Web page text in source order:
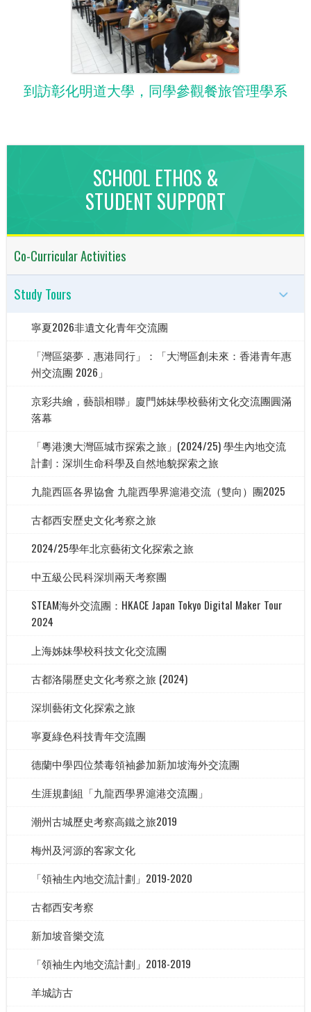
到訪彰化明道大學，同學參觀餐旅管理學系
SCHOOL ETHOS &
STUDENT SUPPORT
Co-Curricular Activities
Study Tours
寧夏2026非遺文化青年交流團
「灣區築夢．惠港同行」：「大灣區創未來：香港青年惠
州交流團 2026」
京彩共繪，藝韻相聯」廈門姊妹學校藝術文化交流團圓滿
落幕
「粵港澳大灣區城市探索之旅」(2024/25) 學生內地交流
計劃：深圳生命科學及自然地貌探索之旅
九龍西區各界協會 九龍西學界滬港交流（雙向）團2025
古都西安歷史文化考察之旅
2024/25學年北京藝術文化探索之旅
中五級公民科深圳兩天考察團
STEAM海外交流團：HKACE Japan Tokyo Digital Maker Tour
2024
上海姊妹學校科技文化交流團
古都洛陽歷史文化考察之旅 (2024)
深圳藝術文化探索之旅
寧夏綠色科技青年交流團
德蘭中學四位禁毒領袖參加新加坡海外交流團
生涯規劃組「九龍西學界滬港交流團」
潮州古城歷史考察高鐵之旅2019
梅州及河源的客家文化
「領袖生內地交流計劃」2019-2020
古都西安考察
新加坡音樂交流
「領袖生內地交流計劃」2018-2019
羊城訪古